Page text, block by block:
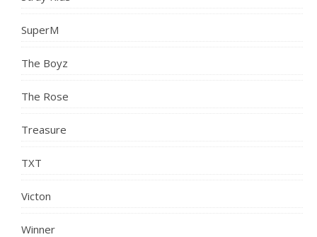
SuperM
The Boyz
The Rose
Treasure
TXT
Victon
Winner